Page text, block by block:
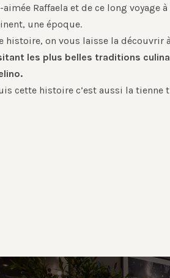
aimée Raffaela et de ce long voyage
une époque.
histoire, on vous laisse la découvrir
les plus belles traditions
cette histoire c’est aussi la tienne